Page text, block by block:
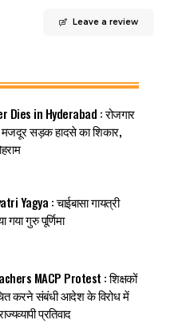
Leave a review
Dies in Hyderabad : रोजगार
सड़क हादसे का शिकार,
Yagya : चाईबासा गायत्री
गया गुरु पूर्णिमा
MACP Protest : शिक्षकों
करने संबंधी आदेश के विरोध में
प्रतिवाद